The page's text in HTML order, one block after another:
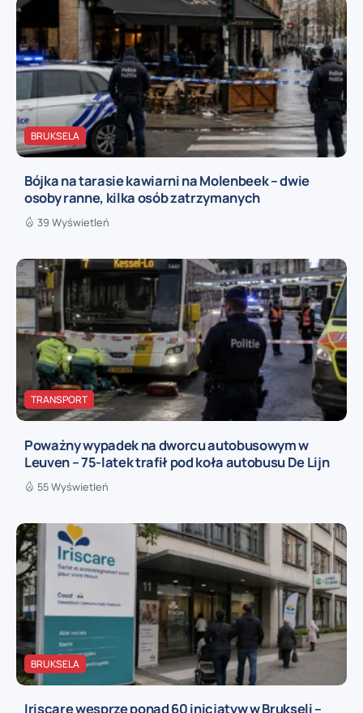
BRUKSELA
Bójka na tarasie kawiarni na Molenbeek – dwie
osoby ranne, kilka osób zatrzymanych
39 Wyświetleń
TRANSPORT
Poważny wypadek na dworcu autobusowym w
Leuven – 75-latek trafił pod koła autobusu De Lijn
55 Wyświetleń
BRUKSELA
Iriscare wesprze ponad 60 inicjatyw w Brukseli –